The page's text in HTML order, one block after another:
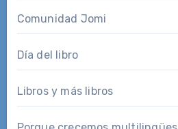
Comunidad Jomi
Día del libro
Libros y más libros